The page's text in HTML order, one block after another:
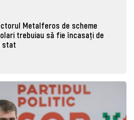
Metalferos de scheme
trebuiau să fie încasați de
stat